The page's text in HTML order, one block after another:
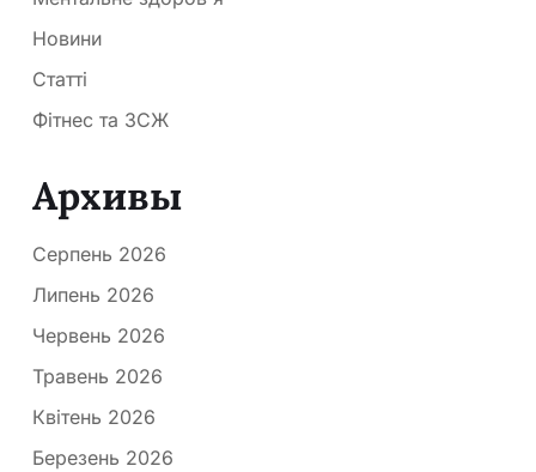
Новини
Статті
Фітнес та ЗСЖ
Архивы
Серпень 2026
Липень 2026
Червень 2026
Травень 2026
Квітень 2026
Березень 2026